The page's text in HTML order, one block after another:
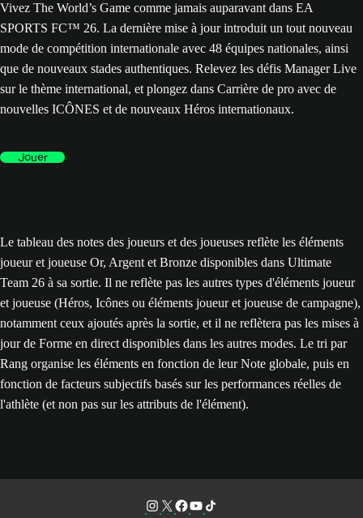
Vivez The World’s Game comme jamais auparavant dans EA
SPORTS FC™ 26. La dernière mise à jour introduit un tout nouveau
mode de compétition internationale avec 48 équipes nationales, ainsi
que de nouveaux stades authentiques. Relevez les défis Manager Live
sur le thème international, et plongez dans Carrière de pro avec de
nouvelles ICÔNES et de nouveaux Héros internationaux.
Jouer
Le tableau des notes des joueurs et des joueuses reflète les éléments
joueur et joueuse Or, Argent et Bronze disponibles dans Ultimate
Team 26 à sa sortie. Il ne reflète pas les autres types d'éléments joueur
et joueuse (Héros, Icônes ou éléments joueur et joueuse de campagne),
notamment ceux ajoutés après la sortie, et il ne reflètera pas les mises à
jour de Forme en direct disponibles dans les autres modes. Le tri par
Rang organise les éléments en fonction de leur Note globale, puis en
fonction de facteurs subjectifs basés sur les performances réelles de
l'athlète (et non pas sur les attributs de l'élément).